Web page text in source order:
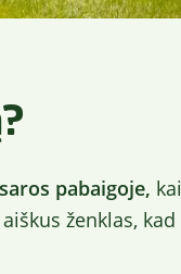
pabaigoje, kai
ženklas, kad